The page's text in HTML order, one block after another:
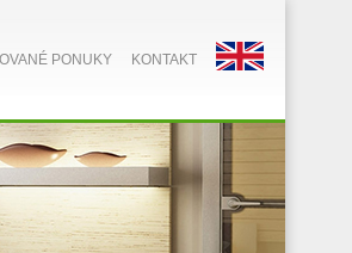
KONTAKT
PONUKY